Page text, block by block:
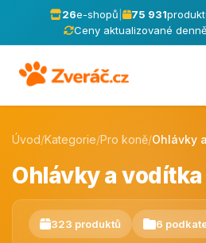
26e-shopů 75 931
Ceny aktualizované denně
Úvod/Kategorie/Pro koně/Ohlávky
Ohlávky a vodítka
323 produktů 6